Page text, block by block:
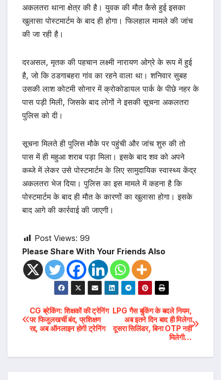
अकलतरा थाना क्षेत्र की है। युवक की मौत कैसे हुई इसका
खुलासा पोस्टमार्टम के बाद ही होगा। फिलहाल मामले की जांच
की जा रही है।
दरअसल, मृतक की पहचान लक्ष्मी नारायण ओग्रे के रूप में हुई
है, जो कि ठडगाबहरा गांव का रहने वाला था। शनिवार सुबह
उसकी लाश कोटमी सोनार में क्रोकोडायल पार्क के पीछे नहर के
पास पड़ी मिली, जिसके बाद लोगों ने इसकी सूचना अकलतरा
पुलिस को दी।
सूचना मिलते ही पुलिस मौके पर पहुंची और जांच शुरु की तो
पास में ही महुआ शराब पड़ा मिला। इसके बाद शव को अपने
कब्जे में लेकर उसे पोस्टमार्टम के लिए सामुदायिक स्वास्थ्य केंद्र
अकलतरा भेज दिया। पुलिस का इस मामले में कहना है कि
पोस्टमार्टम के बाद ही मौत के कारणों का खुलासा होगा। इसके
बाद आगे की कार्रवाई की जाएगी।
Post Views: 99
Please Share With Your Friends Also
Post
navigation
LPG गैस बुकिंग के बदले नियम,
अब इतने दिन बाद ही मिलेगा
दूसरा सिलिंडर, बिना OTP नहीं
मिलेगी…
CG ब्रेकिंग: शिक्षकों की ट्रेनिंग
पर फिजुलखर्ची बंद, प्रशिक्षण
रद्द, अब ऑनलाइन होगी ट्रेनिंग